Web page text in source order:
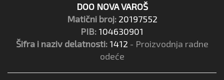
DOO NOVA VAROŠ
Matični broj: 20197552
PIB: 104630901
Šifra i naziv delatnosti: 1412 - Proizvodnja radne
odeće